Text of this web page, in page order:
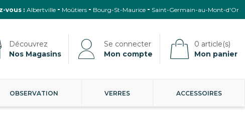
vous : Albertville Moûtiers Bourg-St-Maurice Saint-Germain-au-Mont-d'Or
Nos Magasins Mon compte Mon panier
OBSERVATION VERRES ACCESSOIRES